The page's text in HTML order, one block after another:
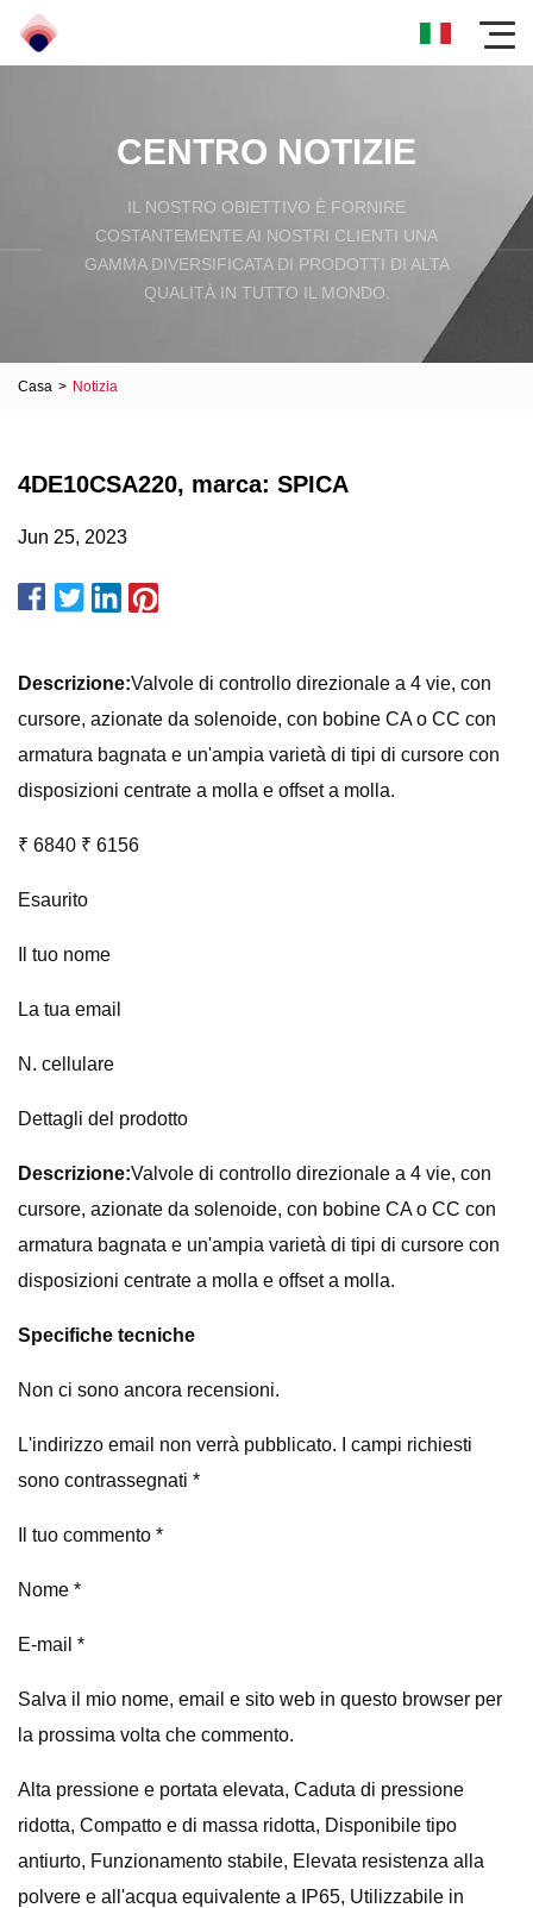
CENTRO NOTIZIE
IL NOSTRO OBIETTIVO È FORNIRE
COSTANTEMENTE AI NOSTRI CLIENTI UNA
GAMMA DIVERSIFICATA DI PRODOTTI DI ALTA
QUALITÀ IN TUTTO IL MONDO.
Casa > Notizia
4DE10CSA220, marca: SPICA
Jun 25, 2023
Descrizione:Valvole di controllo direzionale a 4 vie, con
cursore, azionate da solenoide, con bobine CA o CC con
armatura bagnata e un'ampia varietà di tipi di cursore con
disposizioni centrate a molla e offset a molla.
₹ 6840 ₹ 6156
Esaurito
Il tuo nome
La tua email
N. cellulare
Dettagli del prodotto
Descrizione:Valvole di controllo direzionale a 4 vie, con
cursore, azionate da solenoide, con bobine CA o CC con
armatura bagnata e un'ampia varietà di tipi di cursore con
disposizioni centrate a molla e offset a molla.
Specifiche tecniche
Non ci sono ancora recensioni.
L'indirizzo email non verrà pubblicato. I campi richiesti
sono contrassegnati *
Il tuo commento *
Nome *
E-mail *
Salva il mio nome, email e sito web in questo browser per
la prossima volta che commento.
Alta pressione e portata elevata, Caduta di pressione
ridotta, Compatto e di massa ridotta, Disponibile tipo
antiurto, Funzionamento stabile, Elevata resistenza alla
polvere e all'acqua equivalente a IP65, Utilizzabile in